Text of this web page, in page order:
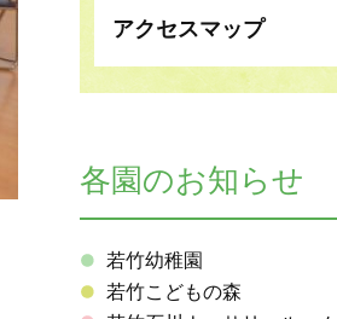
アクセスマップ
各園のお知らせ
若竹幼稚園
若竹こどもの森